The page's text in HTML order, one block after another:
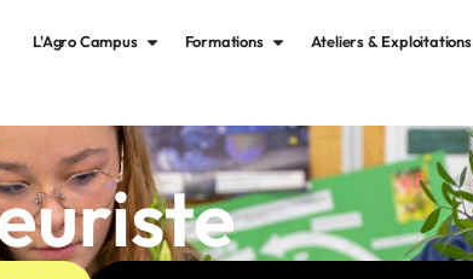
L'Agro Campus Formations Ateliers & Exploitations